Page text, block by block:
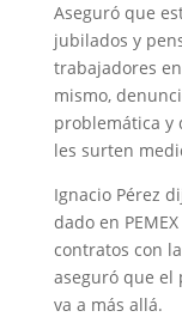
Aseguró que
jubilados y
trabajadores
mismo,
problemática y
les surten
Ignacio Pérez
dado en
contratos con
aseguró que el
va a más allá.